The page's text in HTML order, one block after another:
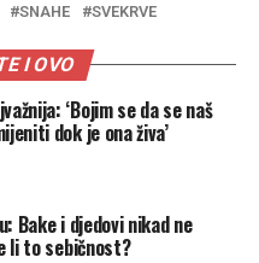
SNAHE SVEKRVE
I OVO
‘Bojim se da se naš
dok je ona živa’
Bake i djedovi nikad ne
li to sebičnost?